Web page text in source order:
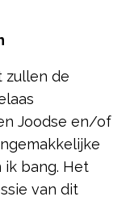
zullen de
Joodse en/of
ik bang. Het
van dit